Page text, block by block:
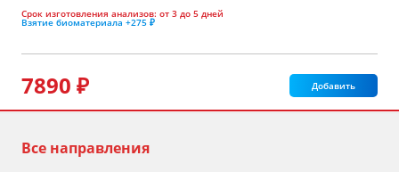
Срок изготовления анализов: от 3 до 5 дней
Взятие биоматериала +275 ₽
7890 ₽ Добавить
Все направления